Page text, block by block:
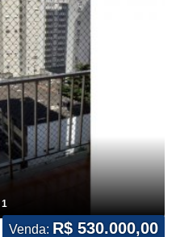
1
Venda: R$ 530.000,00